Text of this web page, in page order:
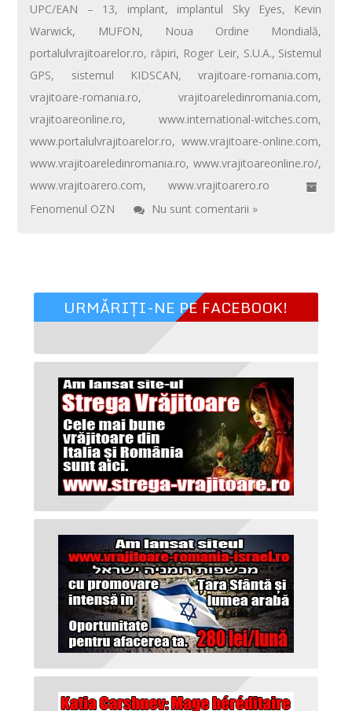
UPC/EAN – 13, implant, implantul Sky Eyes, Kevin
Warwick, MUFON, Noua Ordine Mondială,
portalulvrajitoarelor.ro, răpiri, Roger Leir, S.U.A., Sistemul
GPS, sistemul KIDSCAN,vrajitoare-romania.com,
vrajitoare-romania.ro,vrajitoareledinromania.com,
vrajitoareonline.ro,www.international-witches.com,
www.portalulvrajitoarelor.ro,www.vrajitoare-online.com,
www.vrajitoareledinromania.ro,www.vrajitoareonline.ro/,
www.vrajitoarero.com, www.vrajitoarero.ro
Fenomenul OZN
Nu sunt comentarii »
URMĂRIȚI-NE PE FACEBOOK!